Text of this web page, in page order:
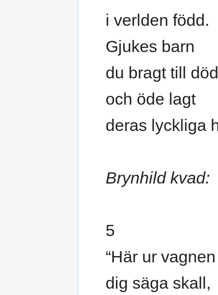
i verlden född.
Gjukes barn
du bragt till
och öde lagt
deras lyckliga
Brynhild kvad:
5
“Här ur
dig säga skall,